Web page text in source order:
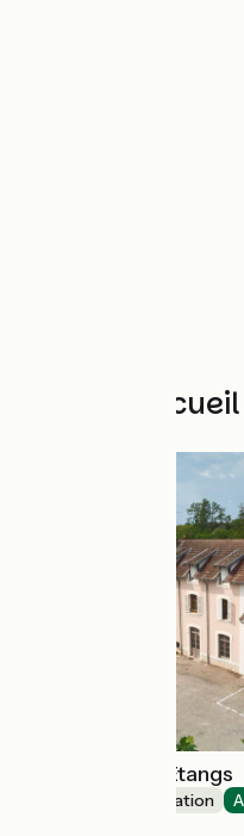
Andere
La Maison des Etangs
Group accommodation